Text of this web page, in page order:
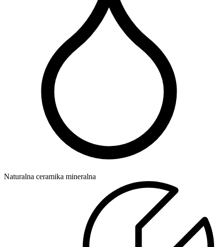
Naturalna ceramika mineralna